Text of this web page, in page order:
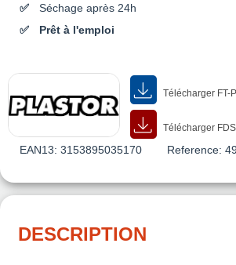
Séchage après 24h
Prêt à l'emploi
Télécharger FT-
Télécharger
EAN13: 3153895035170 Reference:
DESCRIPTION